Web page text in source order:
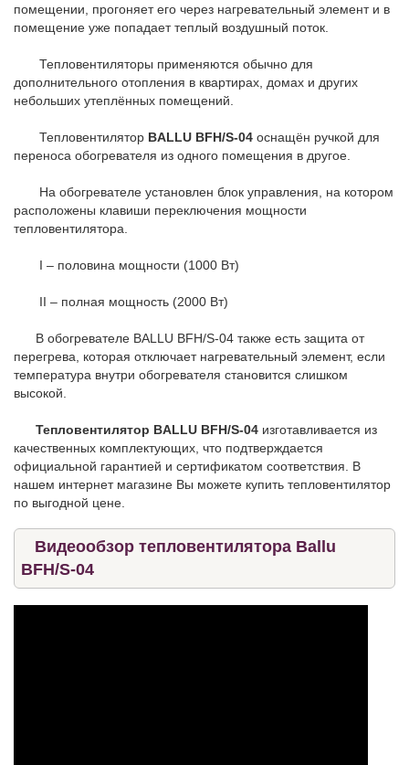
помещении, прогоняет его через нагревательный элемент и в
помещение уже попадает теплый воздушный поток.
Тепловентиляторы применяются обычно для
дополнительного отопления в квартирах, домах и других
небольших утеплённых помещений.
Тепловентилятор BALLU BFH/S-04 оснащён ручкой для
переноса обогревателя из одного помещения в другое.
На обогревателе установлен блок управления, на котором
расположены клавиши переключения мощности
тепловентилятора.
I – половина мощности (1000 Вт)
II – полная мощность (2000 Вт)
В обогревателе BALLU BFH/S-04 также есть защита от
перегрева, которая отключает нагревательный элемент, если
температура внутри обогревателя становится слишком
высокой.
Тепловентилятор BALLU BFH/S-04 изготавливается из
качественных комплектующих, что подтверждается
официальной гарантией и сертификатом соответствия. В
нашем интернет магазине Вы можете купить тепловентилятор
по выгодной цене.
Видеообзор тепловентилятора Ballu
BFH/S-04